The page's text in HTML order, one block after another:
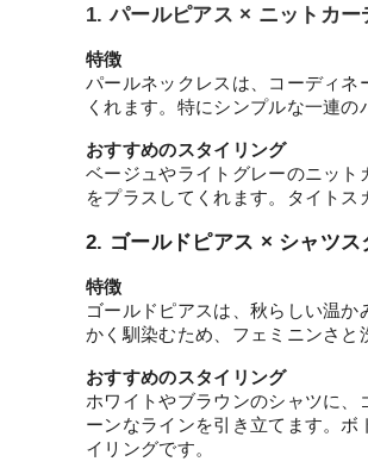
1. パールピアス × ニットカー
特徴
パールネックレスは、コーディ
くれます。特にシンプルな一連
おすすめのスタイリング
ベージュやライトグレーのニッ
をプラスしてくれます。タイト
2. ゴールドピアス × シャツス
特徴
ゴールドピアスは、秋らしい温
かく馴染むため、フェミニンさと
おすすめのスタイリング
ホワイトやブラウンのシャツに
ーンなラインを引き立てます。
イリングです。